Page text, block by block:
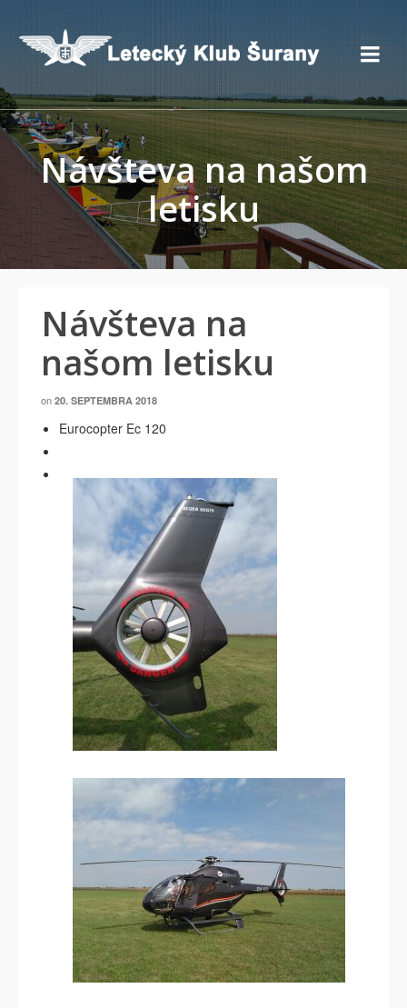
Návšteva na našom
letisku
Návšteva na
našom letisku
on 20. SEPTEMBRA 2018
Eurocopter Ec 120